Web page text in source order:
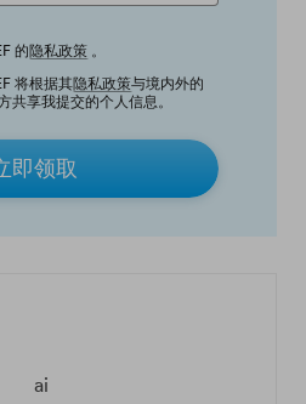
的隐私政策 。
将根据其隐私政策与境内外的
共享我提交的个人信息。
即领取
ai